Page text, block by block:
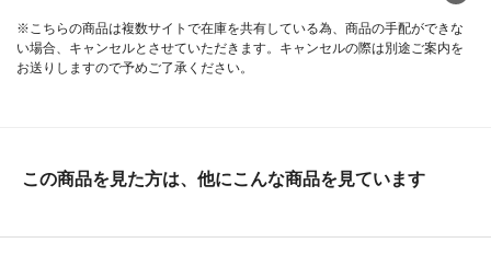
※こちらの商品は複数サイトで在庫を共有している為、商品の手配ができな
い場合、キャンセルとさせていただきます。キャンセルの際は別途ご案内を
お送りしますので予めご了承ください。
この商品を見た方は、他にこんな商品を見ています